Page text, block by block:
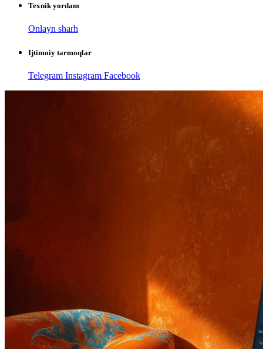
Texnik yordam
Onlayn sharh
Ijtimoiy tarmoqlar
Telegram Instagram Facebook